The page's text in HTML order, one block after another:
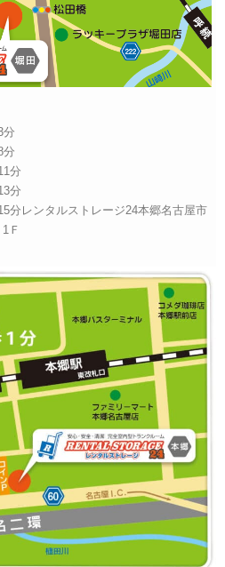
分
分
レンタルストレージ24本郷名古屋市
Ｆ